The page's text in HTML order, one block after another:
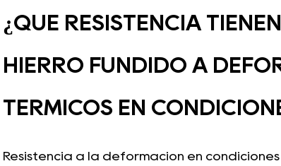
¿QUÉ RESISTENCIA
HIERRO FUNDIDO A
TÉRMICOS EN
Resistencia a la deformación en